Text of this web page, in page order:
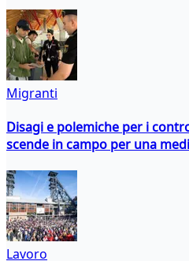
Migranti
Disagi e polemiche per i
scende in campo per una
Lavoro